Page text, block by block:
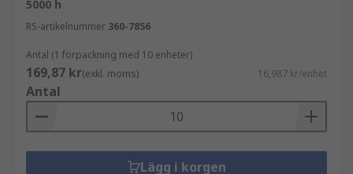
5000 h
RS-artikelnummer 360-7856
Antal (1 förpackning med 10 enheter)
169,87 kr(exkl. moms) 16,987 kr/enhet
Antal
Lägg i korgen